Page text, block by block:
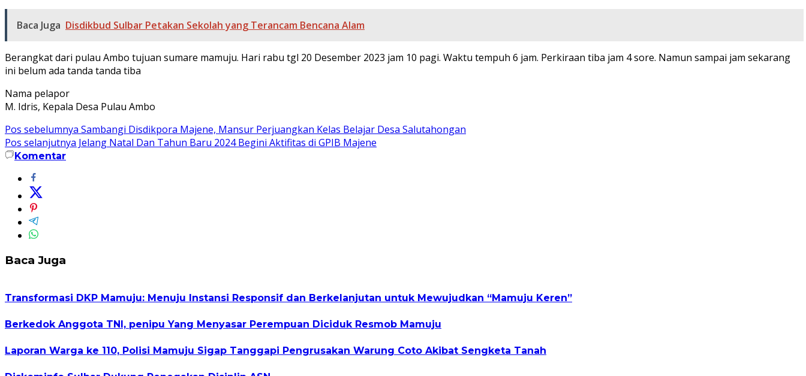
Baca Juga Disdikbud Sulbar Petakan Sekolah yang Terancam Bencana Alam
Berangkat dari pulau Ambo tujuan sumare mamuju. Hari rabu tgl 20 Desember 2023 jam 10 pagi. Waktu tempuh 6 jam. Perkiraan tiba jam 4 sore. Namun sampai jam sekarang
ini belum ada tanda tanda tiba
Nama pelapor
M. Idris, Kepala Desa Pulau Ambo
Navigasi
pos
Pos sebelumnya Sambangi Disdikpora Majene, Mansur Perjuangkan Kelas Belajar Desa Salutahongan
Pos selanjutnya Jelang Natal Dan Tahun Baru 2024 Begini Aktifitas di GPIB Majene
Komentar
Baca Juga
Transformasi DKP Mamuju: Menuju Instansi Responsif dan Berkelanjutan untuk Mewujudkan “Mamuju Keren”
Berkedok Anggota TNI, penipu Yang Menyasar Perempuan Diciduk Resmob Mamuju
Laporan Warga ke 110, Polisi Mamuju Sigap Tanggapi Pengrusakan Warung Coto Akibat Sengketa Tanah